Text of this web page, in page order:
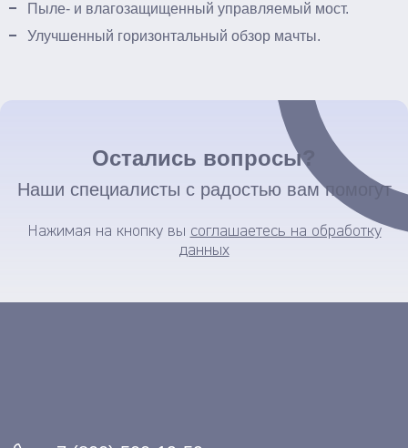
Пыле- и влагозащищенный управляемый мост.
Улучшенный горизонтальный обзор мачты.
Остались вопросы?
Наши специалисты с радостью вам помогут
Нажимая на кнопку вы соглашаетесь на обработку
данных